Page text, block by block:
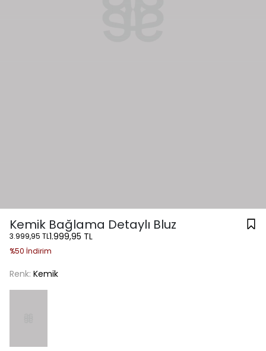
Kemik Bağlama Detaylı Bluz
3.999,95 TL1.999,95 TL
%50 İndirim
Renk: Kemik